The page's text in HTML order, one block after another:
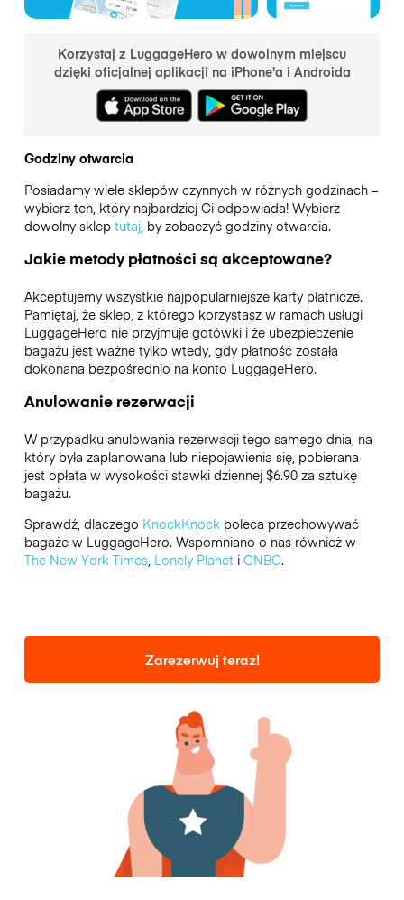
Korzystaj z LuggageHero w dowolnym miejscu
dzięki oficjalnej aplikacji na iPhone'a i Androida
Godziny otwarcia
Posiadamy wiele sklepów czynnych w różnych godzinach –
wybierz ten, który najbardziej Ci odpowiada! Wybierz
dowolny sklep tutaj, by zobaczyć godziny otwarcia.
Jakie metody płatności są akceptowane?
Akceptujemy wszystkie najpopularniejsze karty płatnicze.
Pamiętaj, że sklep, z którego korzystasz w ramach usługi
LuggageHero nie przyjmuje gotówki i że ubezpieczenie
bagażu jest ważne tylko wtedy, gdy płatność została
dokonana bezpośrednio na konto LuggageHero.
Anulowanie rezerwacji
W przypadku anulowania rezerwacji tego samego dnia, na
który była zaplanowana lub niepojawienia się, pobierana
jest opłata w wysokości stawki dziennej $6.90 za sztukę
bagażu.
Sprawdź, dlaczego KnockKnockpoleca przechowywać
bagaże w LuggageHero. Wspomniano o nas również w
The New York Times, Lonely Planeti CNBC.
Zarezerwuj teraz!